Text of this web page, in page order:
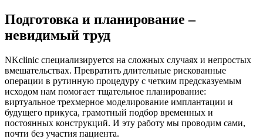
Подготовка и планирование –
невидимый труд
NKclinic специализируется на сложных случаях и непростых
вмешательствах. Превратить длительные рискованные
операции в рутинную процедуру с четким предсказуемым
исходом нам помогает тщательное планирование:
виртуальное трехмерное моделирование имплантации и
будущего прикуса, грамотный подбор временных и
постоянных конструкций. И эту работу мы проводим сами,
почти без участия пациента.